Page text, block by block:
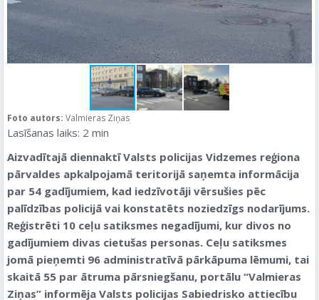
Foto autors: Valmieras Ziņas
Lasīšanas laiks: 2 min
Aizvadītajā diennaktī Valsts policijas Vidzemes reģiona
pārvaldes apkalpojamā teritorijā saņemta informācija
par 54 gadījumiem, kad iedzīvotāji vērsušies pēc
palīdzības policijā vai konstatēts noziedzīgs nodarījums.
Reģistrēti 10 ceļu satiksmes negadījumi, kur divos no
gadījumiem divas cietušas personas. Ceļu satiksmes
jomā pieņemti 96 administratīvā pārkāpuma lēmumi, tai
skaitā 55 par ātruma pārsniegšanu, portālu “Valmieras
Ziņas” informēja Valsts policijas Sabiedrisko attiecību